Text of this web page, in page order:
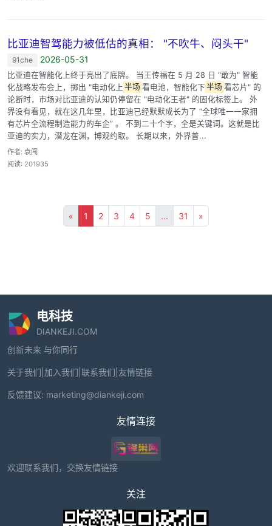
比亚迪智驾能力被低估的真相： "不吹牛、闷头干"
91che 2026-05-31
比亚迪在智能化上终于亮出了底牌。 当王传福在 5 月 28 日 "敢为" 智能
化战略发布会上，掷出 "电动化上 半场 看电池，智能化下 半场 看芯片" 的
论断时，市场对比亚迪的认知仍停留在 "电动化王者" 的固化标签上。 外
界没有看见，就在这几年里，比亚迪已经默默成长为了 “全球唯一一家拥
有芯片全流程制造能力的车企” 。 不到二十个字，全是关键词。这就是比
亚迪的实力，潜龙在渊，博观约取。 长期以来，外界普...
作者: 袁闯
阅读: 201935
« 1 2 3 4 5 ... 31 »
电科技
DIANKEJI.COM
创新未来 与你同行
关于我们 加入我们 联系我们 友情链接
反馈建议: marketing@diankeji.com
友情连接
欢迎联系我们，交换友情链接
关注